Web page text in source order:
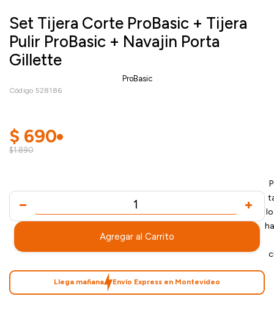
Set Tijera Corte ProBasic + Tijera
Pulir ProBasic + Navajin Porta
Gillette
ProBasic
Código 528186
$1.890
$ 690
Agregar al Carrito
Llega mañana Envío Express en Montevideo